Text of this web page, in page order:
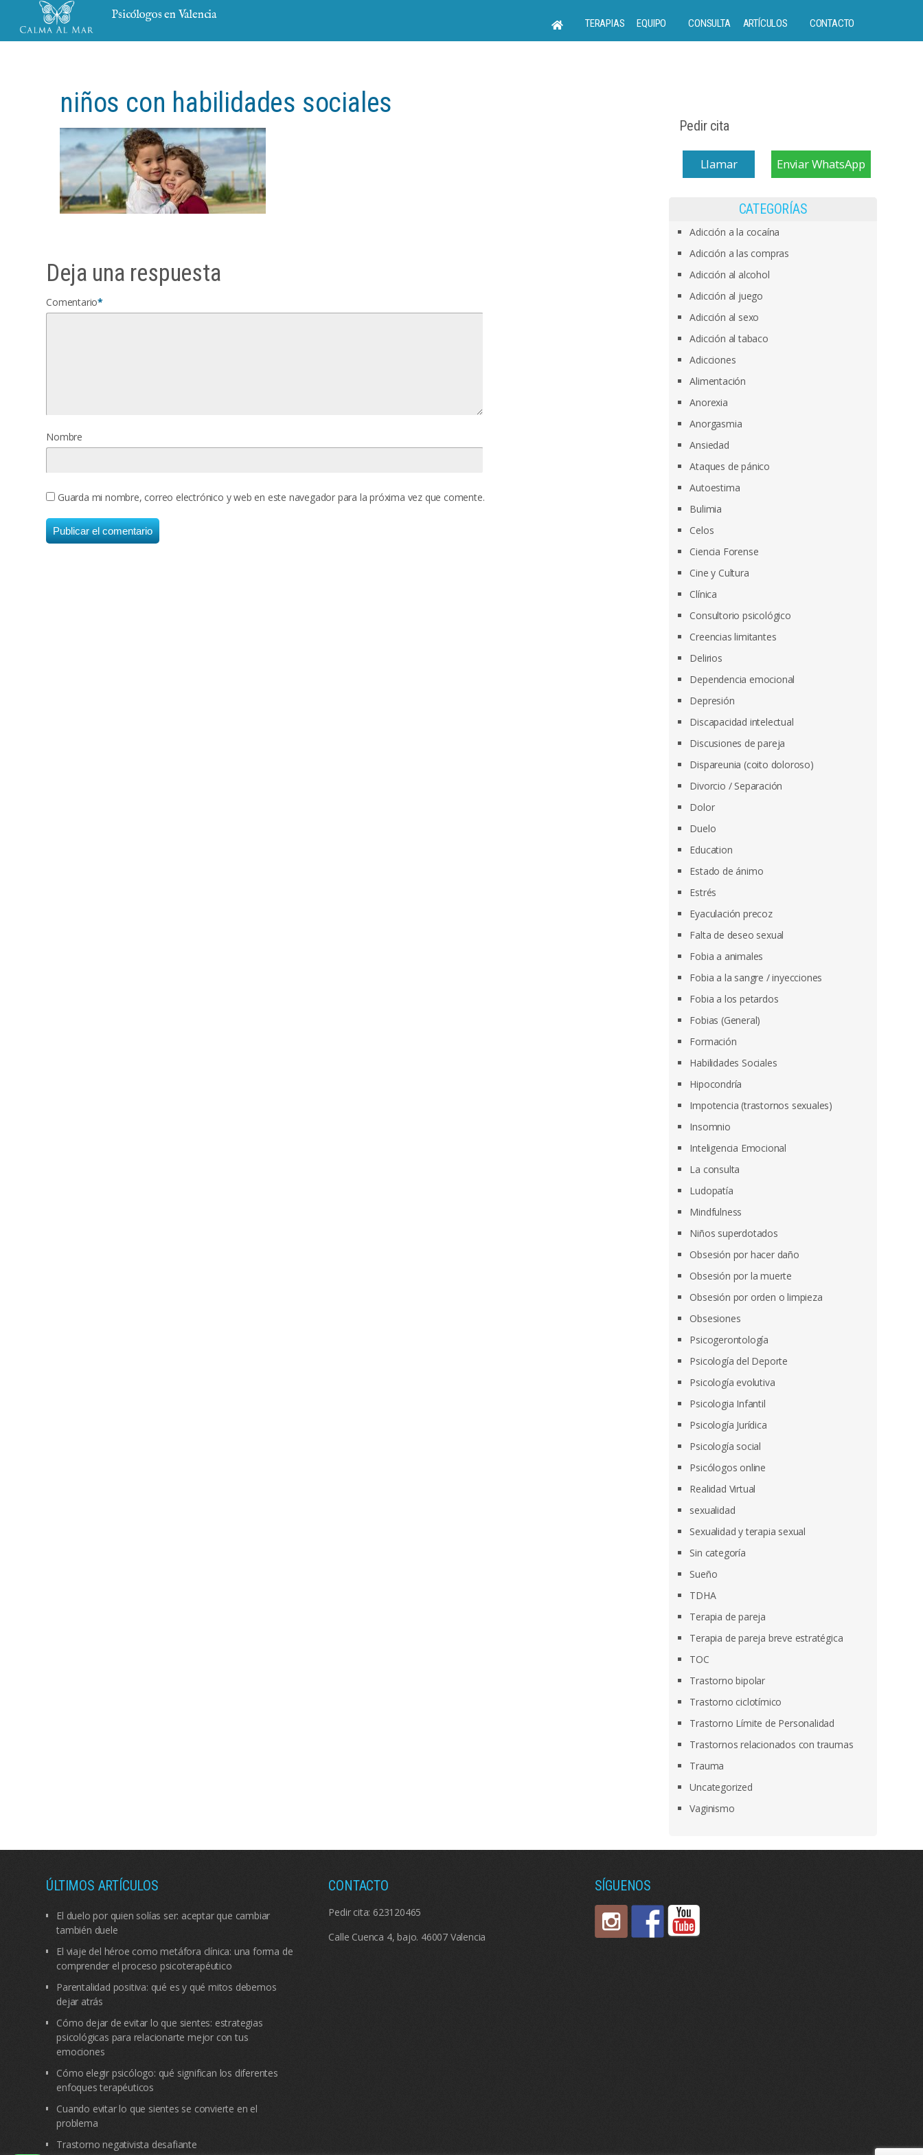
Psicólogos en Valencia
TERAPIAS EQUIPO CONSULTA ARTÍCULOS CONTACTO
niños con habilidades sociales
Deja una respuesta
Comentario*
Nombre
Guarda mi nombre, correo electrónico y web en este navegador para la próxima vez que comente.
Pedir cita
Llamar Enviar WhatsApp
CATEGORÍAS
Adicción a la cocaína
Adicción a las compras
Adicción al alcohol
Adicción al juego
Adicción al sexo
Adicción al tabaco
Adicciones
Alimentación
Anorexia
Anorgasmia
Ansiedad
Ataques de pánico
Autoestima
Bulimia
Celos
Ciencia Forense
Cine y Cultura
Clínica
Consultorio psicológico
Creencias limitantes
Delirios
Dependencia emocional
Depresión
Discapacidad intelectual
Discusiones de pareja
Dispareunia (coito doloroso)
Divorcio / Separación
Dolor
Duelo
Education
Estado de ánimo
Estrés
Eyaculación precoz
Falta de deseo sexual
Fobia a animales
Fobia a la sangre / inyecciones
Fobia a los petardos
Fobias (General)
Formación
Habilidades Sociales
Hipocondría
Impotencia (trastornos sexuales)
Insomnio
Inteligencia Emocional
La consulta
Ludopatía
Mindfulness
Niños superdotados
Obsesión por hacer daño
Obsesión por la muerte
Obsesión por orden o limpieza
Obsesiones
Psicogerontología
Psicología del Deporte
Psicología evolutiva
Psicologia Infantil
Psicología Jurídica
Psicología social
Psicólogos online
Realidad Virtual
sexualidad
Sexualidad y terapia sexual
Sin categoría
Sueño
TDHA
Terapia de pareja
Terapia de pareja breve estratégica
TOC
Trastorno bipolar
Trastorno ciclotímico
Trastorno Límite de Personalidad
Trastornos relacionados con traumas
Trauma
Uncategorized
Vaginismo
ÚLTIMOS ARTÍCULOS
El duelo por quien solías ser: aceptar que cambiar
también duele
El viaje del héroe como metáfora clínica: una forma de
comprender el proceso psicoterapéutico
Parentalidad positiva: qué es y qué mitos debemos
dejar atrás
Cómo dejar de evitar lo que sientes: estrategias
psicológicas para relacionarte mejor con tus
emociones
Cómo elegir psicólogo: qué significan los diferentes
enfoques terapéuticos
Cuando evitar lo que sientes se convierte en el
problema
Trastorno negativista desafiante
CONTACTO
Pedir cita: 623120465
Calle Cuenca 4, bajo. 46007 Valencia
SÍGUENOS